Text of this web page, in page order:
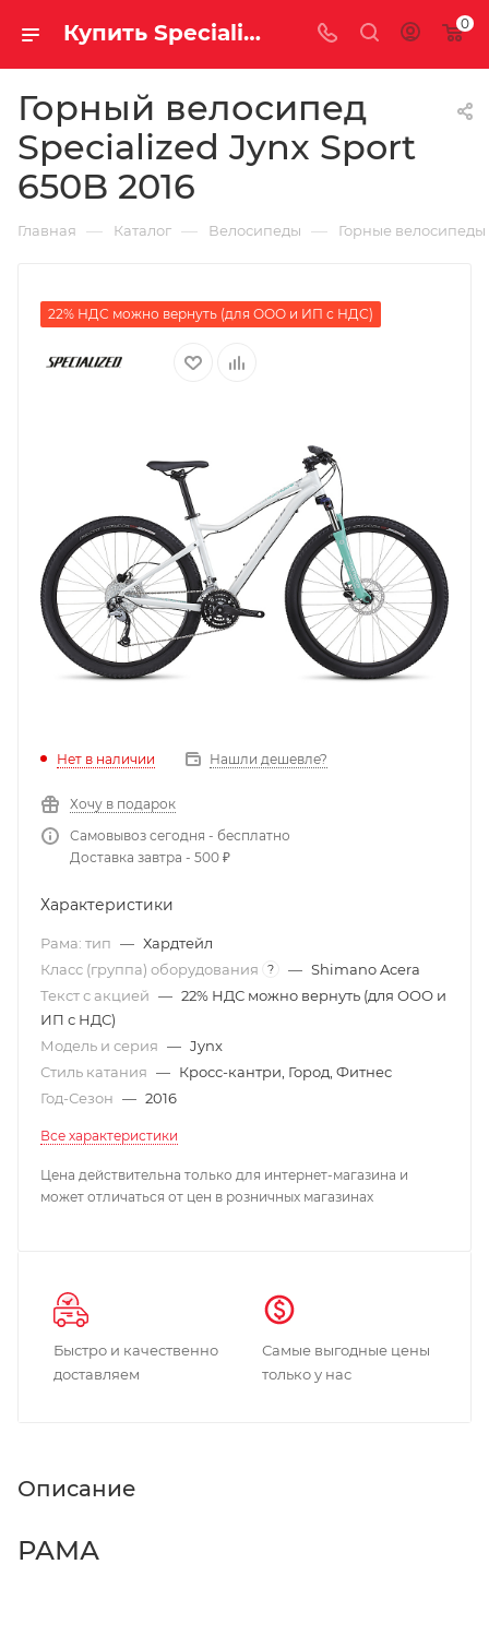
Купить Specialized Jynx Sport 650B 2016 за рублей, а со скидкой 0
Горный велосипед
Specialized Jynx Sport
650B 2016
Главная — Каталог — Велосипеды — Горные велосипеды
22% НДС можно вернуть (для ООО и ИП с НДС)
Нет в наличии Нашли дешевле?
Хочу в подарок
Самовывоз сегодня - бесплатно
Доставка завтра - 500 ₽
Характеристики
Рама: тип — Хардтейл
Класс (группа) оборудования
? — Shimano Acera
Текст с акцией — 22% НДС можно вернуть (для ООО и
ИП с НДС)
Модель и серия — Jynx
Стиль катания — Кросс-кантри, Город, Фитнес
Год-Сезон — 2016
Все характеристики
Цена действительна только для интернет-магазина и
может отличаться от цен в розничных магазинах
Быстро и качественно
доставляем
Самые выгодные цены
только у нас
Описание
РАМА